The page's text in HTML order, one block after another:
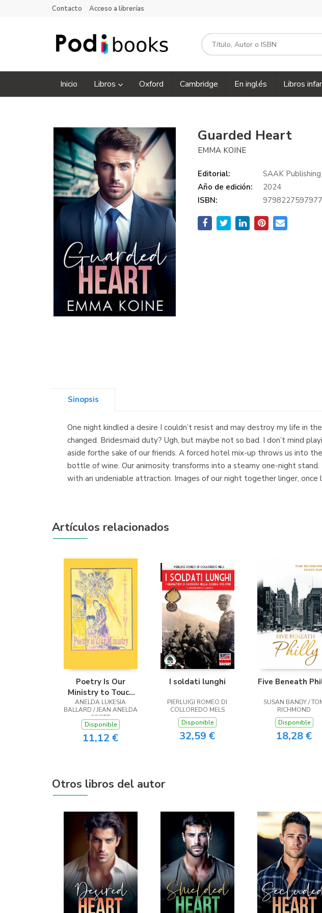
Contacto Acceso a librerías
Inicio Libros Oxford Cambridge En inglés Libros
Guarded Heart
EMMA KOINE
Editorial:
SAAK Publishing
Año de edición:
2024
ISBN:
9798227597977
Sinopsis
One night kindled a desire I couldn’t resist and may destroy my life in
changed. Bridesmaid duty? Ugh, but maybe not so bad. I don’t mind
aside forthe sake of our friends. A forced hotel mix-up throws us into
bottle of wine. Our animosity transforms into a steamy one-night
with an undeniable attraction. Images of our night together linger, once
Artículos relacionados
Poetry Is Our
Ministry to Touch
the Heart
ANELDA LUKESIA
BALLARD / JEAN ANELDA
SCOTT
Disponible
11,12 €
I soldati lunghi
PIERLUIGI ROMEO DI
COLLOREDO MELS
Disponible
32,59 €
Five Beneath
SUSAN BANDY /
RICHMOND
Disponible
18,28 €
Otros libros del autor